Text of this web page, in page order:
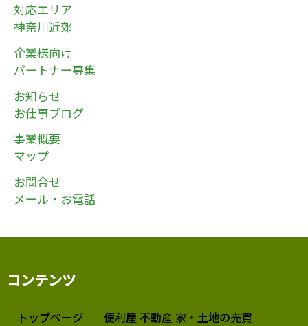
対応エリア
神奈川近郊
企業様向け
パートナー募集
お知らせ
お仕事ブログ
事業概要
マップ
お問合せ
メール・お電話
コンテンツ
トップページ
便利屋 不動産 家・土地の売買